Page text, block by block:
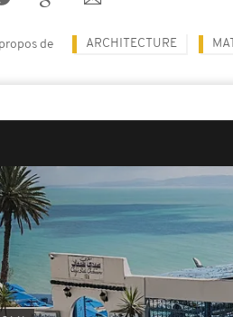
de ARCHITECTURE